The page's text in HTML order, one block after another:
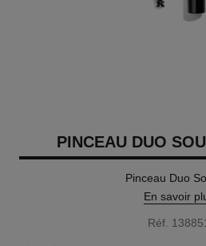
PINCEAU DUO
Pinceau Duo
En savoir
Réf.